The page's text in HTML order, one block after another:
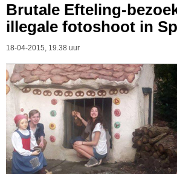
Brutale Efteling-
illegale fotoshoot in
18-04-2015, 19.38 uur